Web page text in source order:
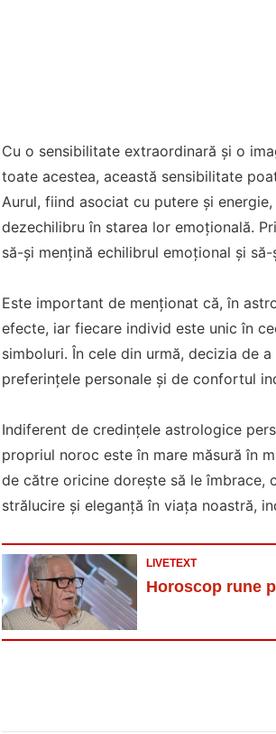
Cu o sensibilitate extraordinară și o
toate acestea, această sensibilitate
Aurul, fiind asociat cu putere și
dezechilibru în starea lor emoțională.
să-și mențină echilibrul emoțional și
Este important de menționat că, în
efecte, iar fiecare individ este unic în
simboluri. În cele din urmă, decizia de
preferințele personale și de confortul
Indiferent de credințele astrologice
propriul noroc este în mare măsură în
de către oricine dorește să le îmbrace,
strălucire și eleganță în viața noastră,
LIVETEXT
Horoscop rune